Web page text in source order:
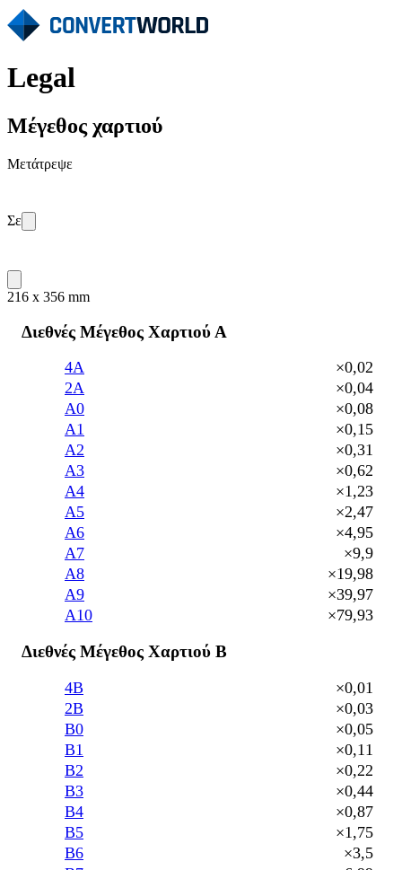
Legal
Μέγεθος χαρτιού
Μετάτρεψε
Σε
216 x 356 mm
Διεθνές Μέγεθος Χαρτιού Α
4A
×0,02
2A
×0,04
A0
×0,08
A1
×0,15
A2
×0,31
A3
×0,62
A4
×1,23
A5
×2,47
A6
×4,95
A7
×9,9
A8
×19,98
A9
×39,97
A10
×79,93
Διεθνές Μέγεθος Χαρτιού Β
4B
×0,01
2B
×0,03
B0
×0,05
B1
×0,11
B2
×0,22
B3
×0,44
B4
×0,87
B5
×1,75
B6
×3,5